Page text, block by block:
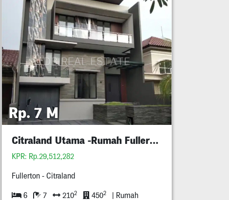
Rp. 7 M
Citraland Utama -Rumah Fullerton
KPR: Rp.29,512,282
Fullerton - Citraland
6 7 2102 4502 | Rumah